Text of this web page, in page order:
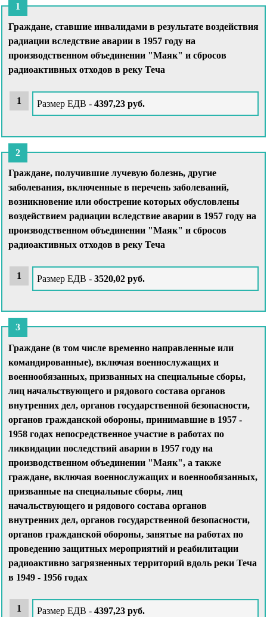
Граждане, ставшие инвалидами в результате воздействия
радиации вследствие аварии в 1957 году на
производственном объединении "Маяк" и сбросов
радиоактивных отходов в реку Теча
Размер ЕДВ - 4397,23 руб.
Граждане, получившие лучевую болезнь, другие
заболевания, включенные в перечень заболеваний,
возникновение или обострение которых обусловлены
воздействием радиации вследствие аварии в 1957 году на
производственном объединении "Маяк" и сбросов
радиоактивных отходов в реку Теча
Размер ЕДВ - 3520,02 руб.
Граждане (в том числе временно направленные или
командированные), включая военнослужащих и
военнообязанных, призванных на специальные сборы,
лиц начальствующего и рядового состава органов
внутренних дел, органов государственной безопасности,
органов гражданской обороны, принимавшие в 1957 -
1958 годах непосредственное участие в работах по
ликвидации последствий аварии в 1957 году на
производственном объединении "Маяк", а также
граждане, включая военнослужащих и военнообязанных,
призванные на специальные сборы, лиц
начальствующего и рядового состава органов
внутренних дел, органов государственной безопасности,
органов гражданской обороны, занятые на работах по
проведению защитных мероприятий и реабилитации
радиоактивно загрязненных территорий вдоль реки Теча
в 1949 - 1956 годах
Размер ЕДВ - 4397,23 руб.